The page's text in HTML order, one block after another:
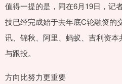
值得一提的是，同在6月19日，记
技已经完成始于去年底C轮融资的
讯、锦秋、阿里、蚂蚁、吉利资
与跟投。
方向比努力更重要